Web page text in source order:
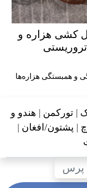
کشی هزاره و
و همبستگی هزاره‌ها
| تورکمن | هندو و
| پشتون/افغان |
پرس